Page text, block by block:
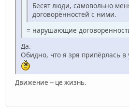
Бесят люди, самовольно
договорённостей с ними.
= нарушающие
Да.
Обидно, что я зря припёрлась в
Движение -- це жизнь.